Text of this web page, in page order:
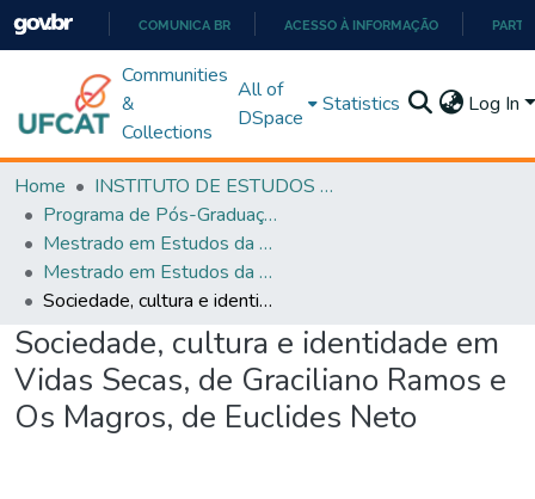
PARA
O
COMUNICA BR ACESSO À INFORMAÇÃO
Communities
&
Collections
All of
DSpace
Statistics Log In
Home
INSTITUTO DE ESTUDOS DA LINGUAGEM
Programa de Pós-Graduação em Estudos da Linguagem (PPGEL)
Mestrado em Estudos da Linguagem - PPGEL
Mestrado em Estudos da Linguagem - PPGEL
Sociedade, cultura e identidade em Vidas Secas, de Graciliano Ramos e Os Magros, de Euclides Neto
Sociedade, cultura e identidade em
Vidas Secas, de Graciliano Ramos e
Os Magros, de Euclides Neto